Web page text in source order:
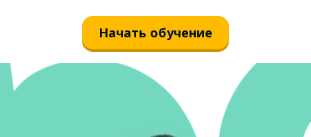
Начать обучение